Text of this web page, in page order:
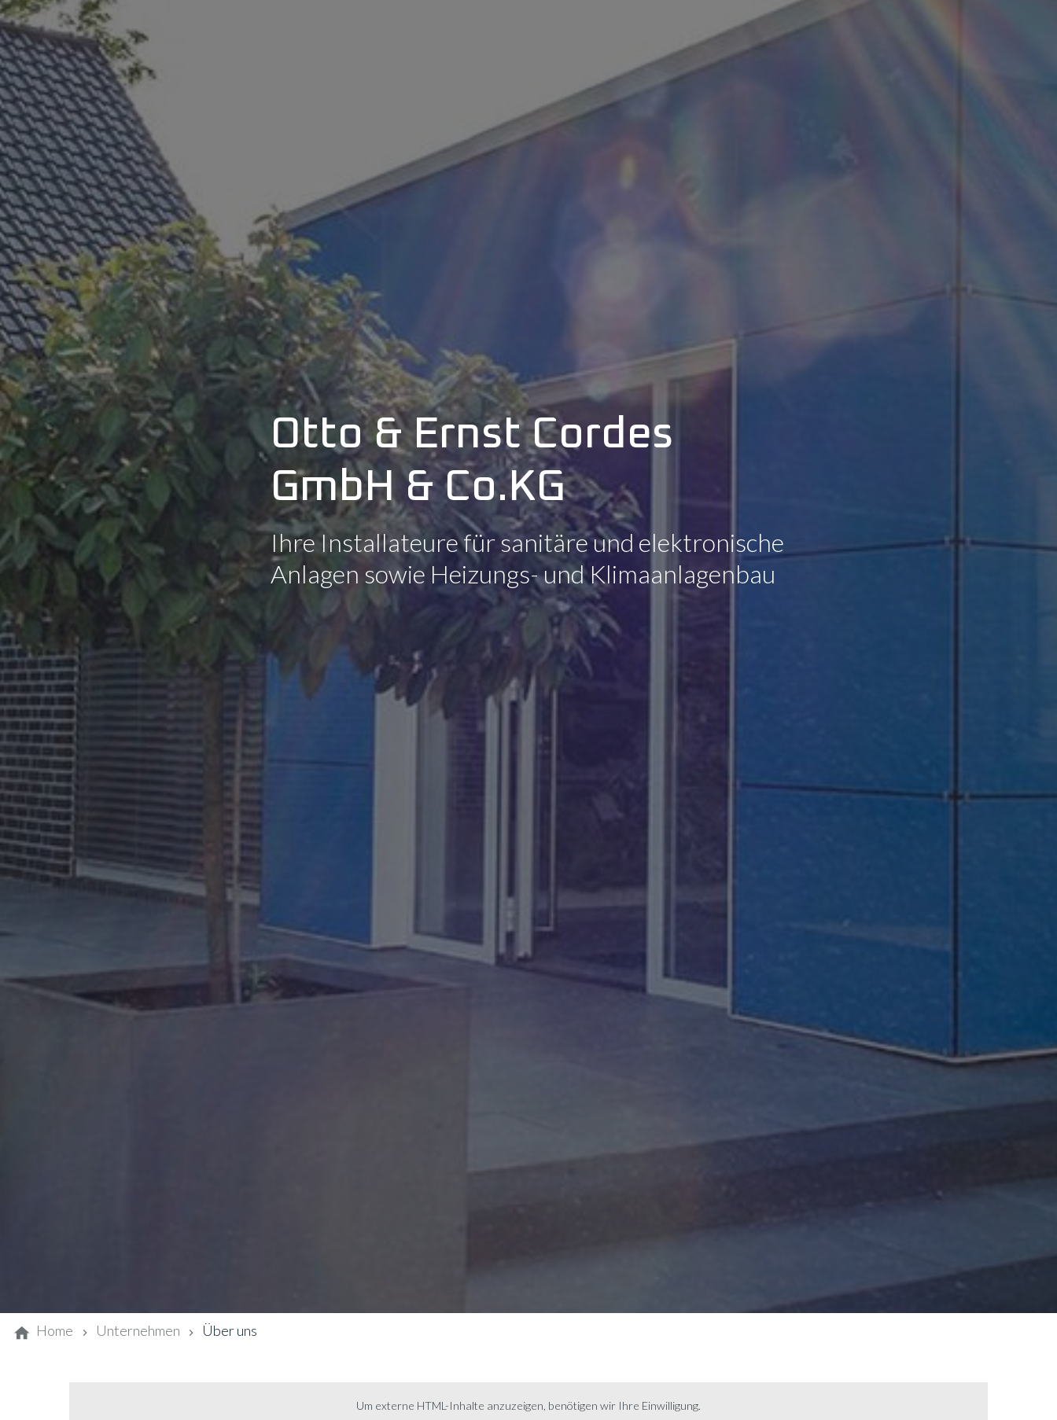
Otto & Ernst Cordes
GmbH & Co.KG
Ihre Installateure für sanitäre und elektronische
Anlagen sowie Heizungs- und Klimaanlagenbau
Home Unternehmen Über uns
Um externe HTML-Inhalte anzuzeigen, benötigen wir Ihre Einwilligung.